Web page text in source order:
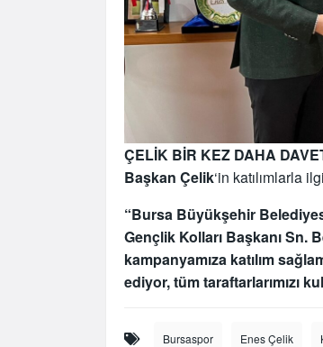
ÇELİK BİR KEZ DAHA
Başkan Çelik‘in katılımlarla
“Bursa Büyükşehir
Gençlik Kolları Başkanı
kampanyamıza katılım
ediyor, tüm taraftarlarımızı
Bursaspor Enes Çelik